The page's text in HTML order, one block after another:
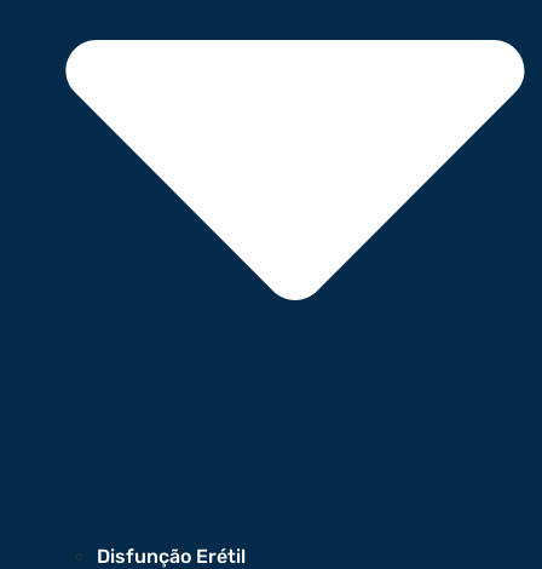
Disfunção Erétil